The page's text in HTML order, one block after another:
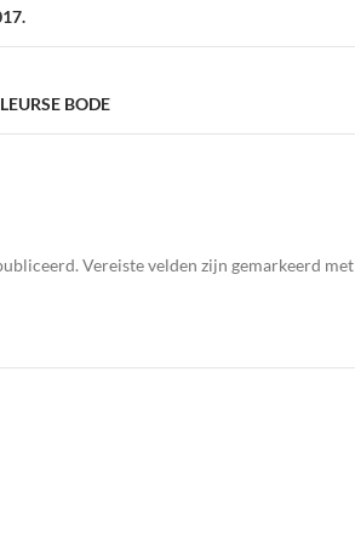
BODE
Vereiste velden zijn gemarkeerd met